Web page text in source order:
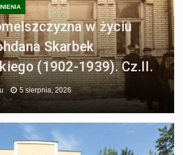
w życiu
Skarbek
(1902-1939). Cz.II.
5 sierpnia, 2026